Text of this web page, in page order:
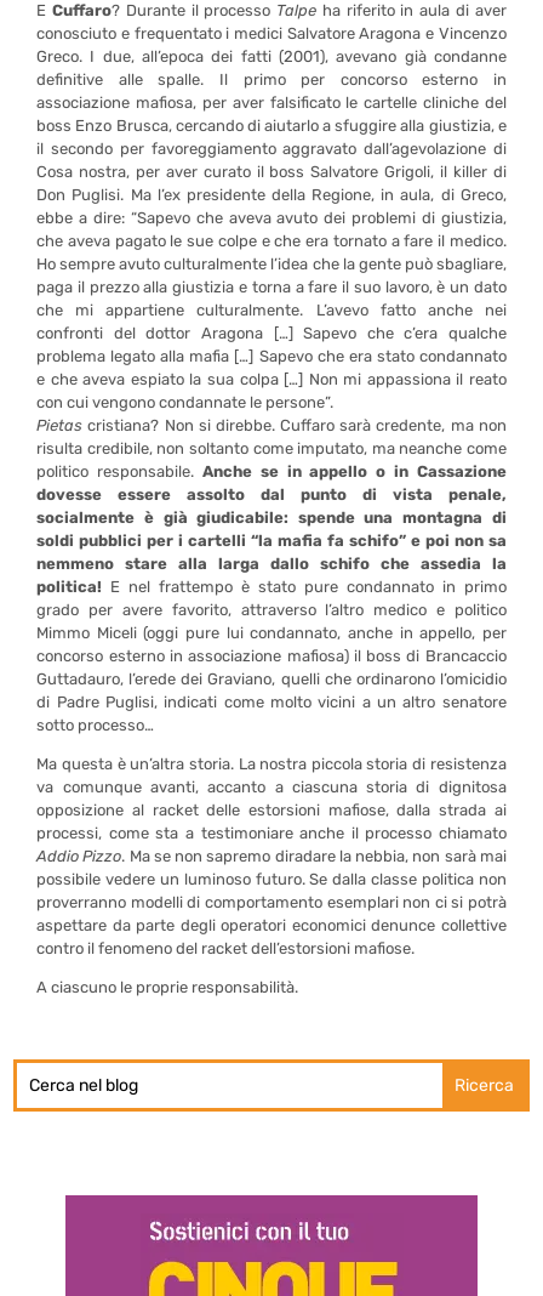
E Cuffaro? Durante il processo Talpe ha riferito in aula di aver
conosciuto e frequentato i medici Salvatore Aragona e Vincenzo
Greco. I due, all’epoca dei fatti (2001), avevano già condanne
definitive alle spalle. Il primo per concorso esterno in
associazione mafiosa, per aver falsificato le cartelle cliniche del
boss Enzo Brusca, cercando di aiutarlo a sfuggire alla giustizia, e
il secondo per favoreggiamento aggravato dall’agevolazione di
Cosa nostra, per aver curato il boss Salvatore Grigoli, il killer di
Don Puglisi. Ma l’ex presidente della Regione, in aula, di Greco,
ebbe a dire: “Sapevo che aveva avuto dei problemi di giustizia,
che aveva pagato le sue colpe e che era tornato a fare il medico.
Ho sempre avuto culturalmente l’idea che la gente può sbagliare,
paga il prezzo alla giustizia e torna a fare il suo lavoro, è un dato
che mi appartiene culturalmente. L’avevo fatto anche nei
confronti del dottor Aragona […] Sapevo che c’era qualche
problema legato alla mafia […] Sapevo che era stato condannato
e che aveva espiato la sua colpa […] Non mi appassiona il reato
con cui vengono condannate le persone”.
Pietascristiana? Non si direbbe. Cuffaro sarà credente, ma non
risulta credibile, non soltanto come imputato, ma neanche come
politico responsabile. Anche se in appello o in Cassazione
dovesse essere assolto dal punto di vista penale,
socialmente è già giudicabile: spende una montagna di
soldi pubblici per i cartelli “la mafia fa schifo” e poi non sa
nemmeno stare alla larga dallo schifo che assedia la
politica! E nel frattempo è stato pure condannato in primo
grado per avere favorito, attraverso l’altro medico e politico
Mimmo Miceli (oggi pure lui condannato, anche in appello, per
concorso esterno in associazione mafiosa) il boss di Brancaccio
Guttadauro, l’erede dei Graviano, quelli che ordinarono l’omicidio
di Padre Puglisi, indicati come molto vicini a un altro senatore
sotto processo…
Ma questa è un’altra storia. La nostra piccola storia di resistenza
va comunque avanti, accanto a ciascuna storia di dignitosa
opposizione al racket delle estorsioni mafiose, dalla strada ai
processi, come sta a testimoniare anche il processo chiamato
Addio Pizzo. Ma se non sapremo diradare la nebbia, non sarà mai
possibile vedere un luminoso futuro.Se dalla classe politica non
proverranno modelli di comportamento esemplari non ci si potrà
aspettare da parte degli operatori economici denunce collettive
contro il fenomeno del racket dell’estorsioni mafiose.
A ciascuno le proprie responsabilità.